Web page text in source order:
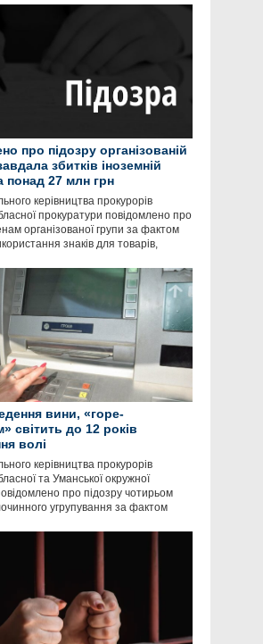
про підозру організованій
збитків іноземній
понад 27 млн грн
керівництва прокурорів
прокуратури повідомлено про
організованої групи за фактом
знаків для товарів,
вини, «горе-
світить до 12 років
волі
керівництва прокурорів
та Уманської окружної
про підозру чотирьом
угрупування за фактом